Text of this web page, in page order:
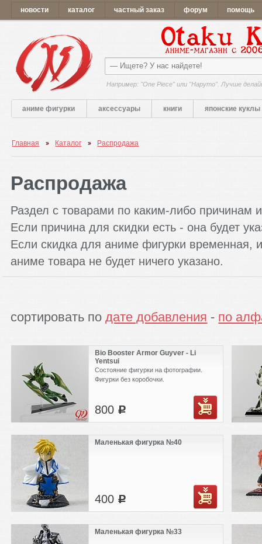
новости каталог частный заказ форум помощь
Например: "One Piece" или "Наруто". Лучше
аниме фигурки аксессуары книги японские куклы
Главная Каталог Распродажа
Распродажа
Раздел с товарами по каким-либо
Если причина для скидки есть - она будет
Если скидка для аниме фигурки временная,
аниме товара не будет ничего указано.
сортировать подате добавления - по
Bio Booster Armor Guyver - Li
Yentsui
Состояние фигурки на фотографии.
Фигурки без коробочки.
800 c
Маленькая фигурка №40
400 c
Маленькая фигурка №33